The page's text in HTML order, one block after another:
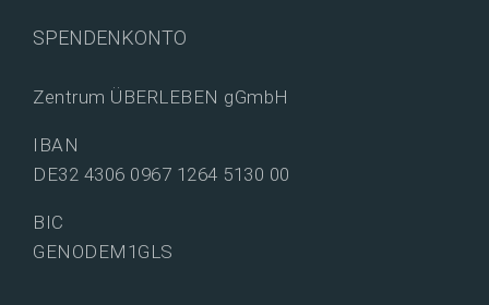
SPENDENKONTO
Zentrum ÜBERLEBEN gGmbH
IBAN
DE32 4306 0967 1264 5130 00
BIC
GENODEM1GLS